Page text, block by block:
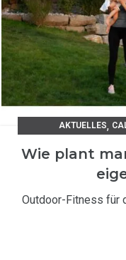
AKTUELLES,
Wie plant
Outdoor-Fitness für